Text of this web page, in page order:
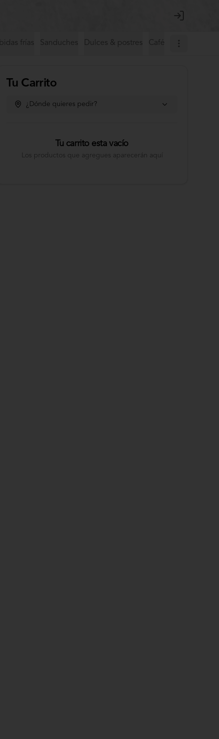
Login
frías Sanduches Dulces & postres Café de
Tu Carrito
¿Dónde quieres pedir?
Tu carrito esta vacío
Los productos que agregues aparecerán aquí